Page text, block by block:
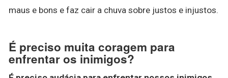
maus e bons e faz cair a chuva sobre justos e injustos.
É preciso muita coragem para
enfrentar os inimigos?